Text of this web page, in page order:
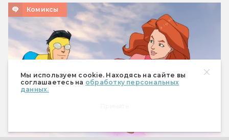
Мы используем cookie. Находясь на сайте вы
соглашаетесь на обработку персональных
данных.
Комиксы